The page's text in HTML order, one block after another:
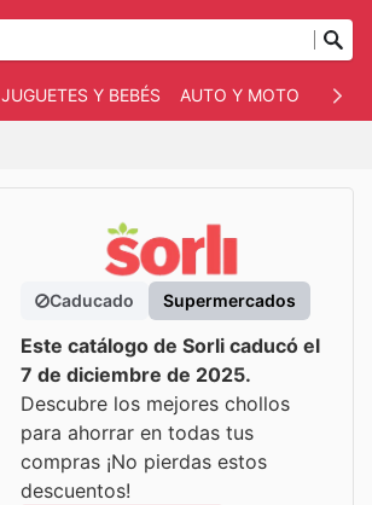
JUGUETES Y BEBÉS AUTO Y MOTO
Caducado Supermercados
Este catálogo de Sorli caducó el
7 de diciembre de 2025.
Descubre los mejores chollos
para ahorrar en todas tus
compras ¡No pierdas estos
descuentos!